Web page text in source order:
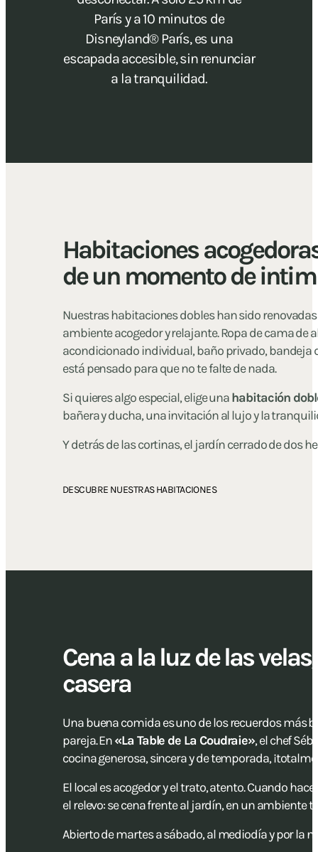
París y a 10 minutos de
Disneyland® París, es una
escapada accesible, sin renunciar
a la tranquilidad.
Habitaciones
de un momento de
Nuestras habitaciones dobles han sido
ambiente acogedor y relajante. Ropa de cama de
acondicionado individual, baño privado, bandeja
está pensado para que no te falte de nada.
Si quieres algo especial, elige unahabitación
bañera y ducha, una invitación al lujo y la
Y detrás de las cortinas, el jardín cerrado de dos
DESCUBRE NUESTRAS HABITACIONES
Cena a la luz de las
casera
Una buena comida es uno de los recuerdos más
pareja. En«La Table de La Coudraie», el chef
cocina generosa, sincera y de temporada,
El local es acogedor y el trato, atento. Cuando
el relevo: se cena frente al jardín, en un ambiente
Abierto de martes a sábado, al mediodía y por la